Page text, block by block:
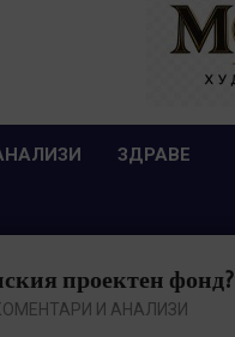
ЗДРАВЕ
проектен фонд?
И АНАЛИЗИ